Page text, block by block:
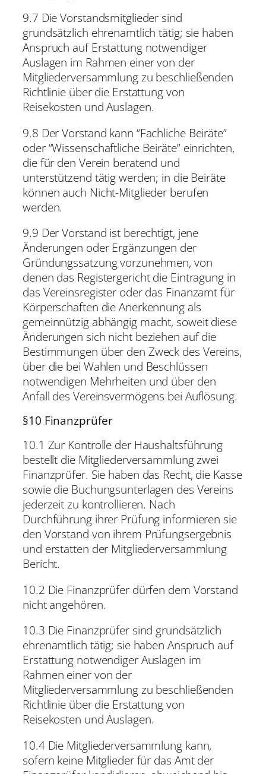
9.7 Die Vorstandsmitglieder sind
grundsätzlich ehrenamtlich tätig; sie haben
Anspruch auf Erstattung notwendiger
Auslagen im Rahmen einer von der
Mitgliederversammlung zu beschließenden
Richtlinie über die Erstattung von
Reisekosten und Auslagen.
9.8 Der Vorstand kann “Fachliche Beiräte”
oder “Wissenschaftliche Beiräte” einrichten,
die für den Verein beratend und
unterstützend tätig werden; in die Beiräte
können auch Nicht-Mitglieder berufen
werden.
9.9 Der Vorstand ist berechtigt, jene
Änderungen oder Ergänzungen der
Gründungssatzung vorzunehmen, von
denen das Registergericht die Eintragung in
das Vereinsregister oder das Finanzamt für
Körperschaften die Anerkennung als
gemeinnützig abhängig macht, soweit diese
Änderungen sich nicht beziehen auf die
Bestimmungen über den Zweck des Vereins,
über die bei Wahlen und Beschlüssen
notwendigen Mehrheiten und über den
Anfall des Vereinsvermögens bei Auflösung.
§10 Finanzprüfer
10.1 Zur Kontrolle der Haushaltsführung
bestellt die Mitgliederversammlung zwei
Finanzprüfer. Sie haben das Recht, die Kasse
sowie die Buchungsunterlagen des Vereins
jederzeit zu kontrollieren. Nach
Durchführung ihrer Prüfung informieren sie
den Vorstand von ihrem Prüfungsergebnis
und erstatten der Mitgliederversammlung
Bericht.
10.2 Die Finanzprüfer dürfen dem Vorstand
nicht angehören.
10.3 Die Finanzprüfer sind grundsätzlich
ehrenamtlich tätig; sie haben Anspruch auf
Erstattung notwendiger Auslagen im
Rahmen einer von der
Mitgliederversammlung zu beschließenden
Richtlinie über die Erstattung von
Reisekosten und Auslagen.
10.4 Die Mitgliederversammlung kann,
sofern keine Mitglieder für das Amt der